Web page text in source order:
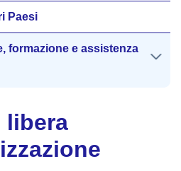
libera
Paesi
formazione e assistenza